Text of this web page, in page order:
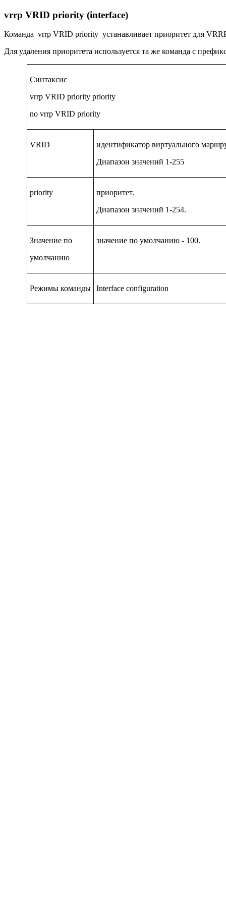
vrrp VRID priority (interface)
Команда vrrp VRID priority устанавливает приоритет для
Для удаления приоритета используется та же команда с
Синтаксис
vrrp VRID priority priority
no vrrp VRID priority
VRID
идентификатор виртуального
Диапазон значений 1-255
priority
приоритет.
Диапазон значений 1-254.
Значение по
умолчанию
значение по умолчанию - 100.
Режимы команды Interface configuration